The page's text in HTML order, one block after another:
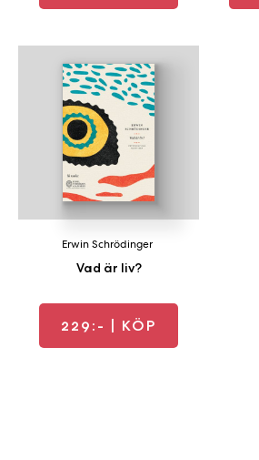
Vad är liv?
Erwin Schrödinger
229:- | KÖP